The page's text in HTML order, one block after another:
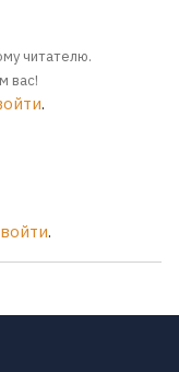
читателю.
вас!
.
войти.